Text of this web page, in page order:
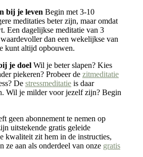
bij je leven Begin met 3-10
meditaties beter zijn, maar omdat
Een dagelijkse meditatie van 3
dan een wekelijkse van
kunt altijd opbouwen.
je doel Wil je beter slapen? Kies
piekeren? Probeer de zitmeditatie
De stressmeditatie is daar
Wil je milder voor jezelf zijn? Begin
geen abonnement te nemen op
uitstekende gratis geleide
kwaliteit zit hem in de instructies,
ze aan als onderdeel van onze gratis